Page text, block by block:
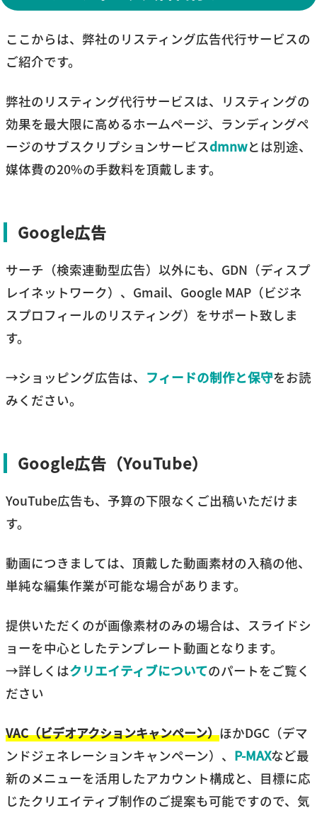
ここからは、弊社のリスティング広告代行サービスの
ご紹介です。
弊社のリスティング代行サービスは、リスティングの
効果を最大限に高めるホームページ、ランディングペ
ージのサブスクリプションサービスdmnwとは別途、
媒体費の20%の手数料を頂戴します。
Google広告
サーチ（検索連動型広告）以外にも、GDN（ディスプ
レイネットワーク）、Gmail、Google MAP（ビジネ
スプロフィールのリスティング）をサポート致しま
す。
→ショッピング広告は、 フィードの制作と保守をお読
みください。
Google広告（YouTube）
YouTube広告も、予算の下限なくご出稿いただけま
す。
動画につきましては、頂戴した動画素材の入稿の他、
単純な編集作業が可能な場合があります。
提供いただくのが画像素材のみの場合は、スライドシ
ョーを中心としたテンプレート動画となります。
→詳しくはクリエイティブについてのパートをご覧く
ださい
VAC（ビデオアクションキャンペーン）ほかDGC（デマ
ンドジェネレーションキャンペーン）、 P-MAXなど最
新のメニューを活用したアカウント構成と、目標に応
じたクリエイティブ制作のご提案も可能ですので、気